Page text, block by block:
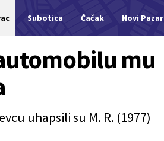
Subotica Čačak Novi Pazar
mu
uhapsili su M. R. (1977)